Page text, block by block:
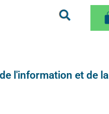
l'information et de la